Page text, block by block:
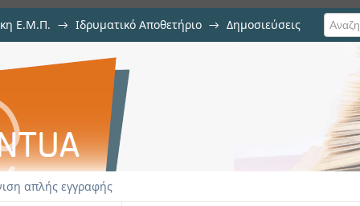
Ε.Μ.Π. → Ιδρυματικό Αποθετήριο → Δημοσιεύσεις
of stochastic distributed
απλής εγγραφής